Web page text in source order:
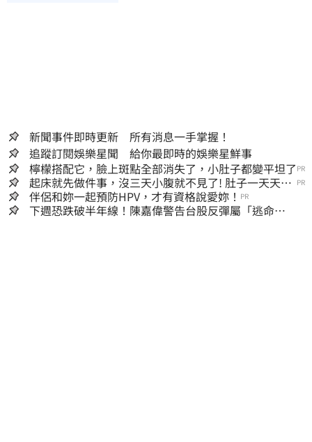
新聞事件即時更新 所有消息一手掌握！
追蹤訂閱娛樂星聞 給你最即時的娛樂星鮮事
檸檬搭配它，臉上斑點全部消失了，小肚子都變平坦了 PR
起床就先做件事，沒三天小腹就不見了! 肚子一天天變
小！
PR
伴侶和妳一起預防HPV，才有資格說愛妳！ PR
下週恐跌破半年線！陳嘉偉警告台股反彈屬「逃命